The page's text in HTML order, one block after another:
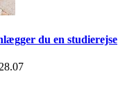
du en studierejse
28.07